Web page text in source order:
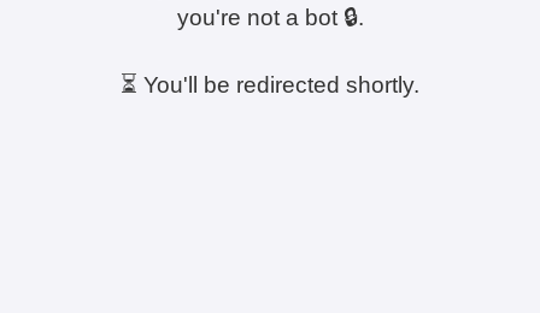
you're not a bot 🔒.
⏳ You'll be redirected shortly.